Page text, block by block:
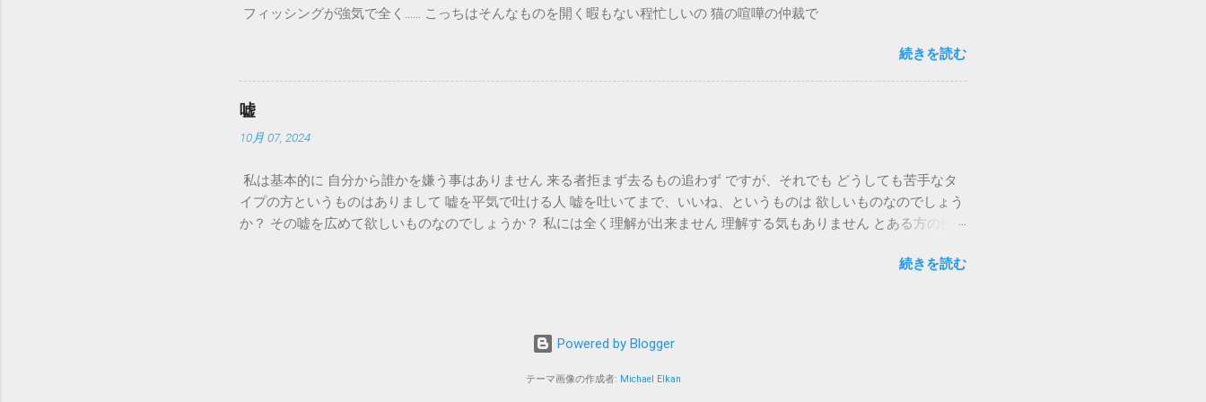
フィッシングが強気で全く…… こっちはそんなものを開く暇もない程忙しいの 猫の喧嘩の仲裁で
続きを読む
嘘
10月 07, 2024
私は基本的に 自分から誰かを嫌う事はありません 来る者拒まず去るもの追わず ですが、それでも どうしても苦手なタ
イプの方というものはありまして 嘘を平気で吐ける人 嘘を吐いてまで、いいね、というものは 欲しいものなのでしょう
か？ その嘘を広めて欲しいものなのでしょうか？ 私には全く理解が出来ません 理解する気もありません とある方の投
続きを読む
Powered by Blogger
テーマ画像の作成者: Michael Elkan